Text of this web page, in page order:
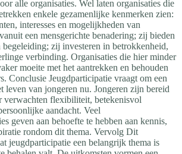
alle organisaties. Wel laten organisaties die
enkele gezamenlijke kenmerken zien:
interesses en mogelijkheden van
een mensgerichte benadering; zij bieden
zij investeren in betrokkenheid,
verbinding. Organisaties die hier minder
moeite met het aantrekken en behouden
Conclusie Jeugdparticipatie vraagt om een
leven van jongeren nu. Jongeren zijn bereid
verwachten flexibiliteit, betekenisvol
aandacht. Veel
geven aan behoefte te hebben aan kennis,
rondom dit thema. Vervolg Dit
jeugdparticipatie een belangrijk thema is